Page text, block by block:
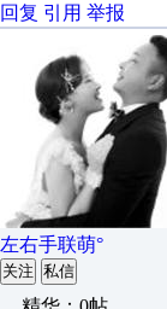
回复 引用 举报
左右手联萌°
关注 私信